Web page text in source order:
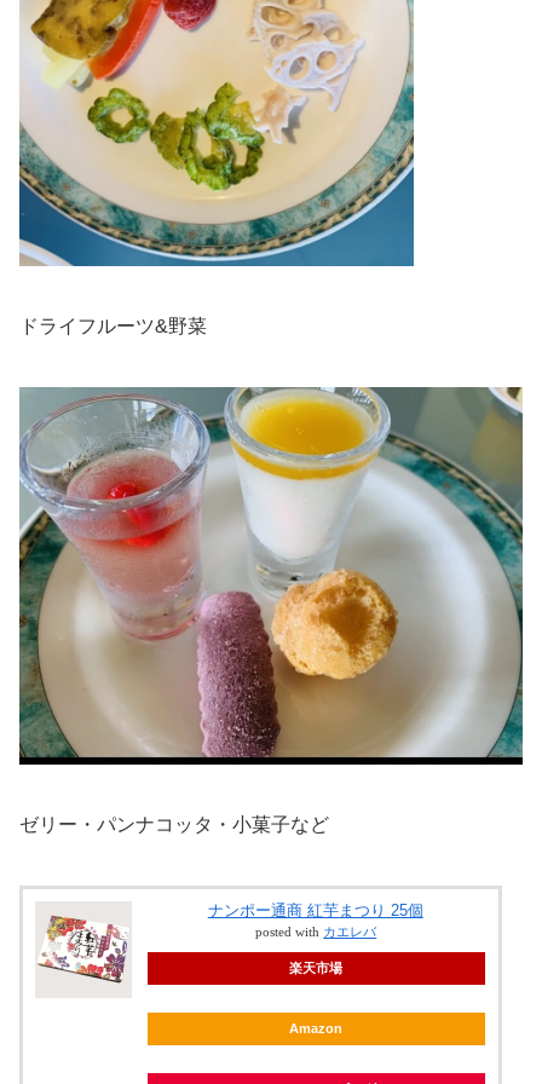
ドライフルーツ&野菜
ゼリー・パンナコッタ・小菓子など
ナンポー通商 紅芋まつり 25個
posted with カエレバ
楽天市場
Amazon